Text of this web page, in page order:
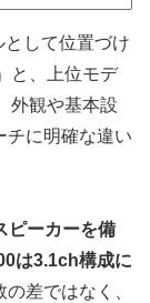
して位置づけ
と、上位モデ
外観や基本設
チに明確な違い
ピーカーを備
は3.1ch構成に
差ではなく、